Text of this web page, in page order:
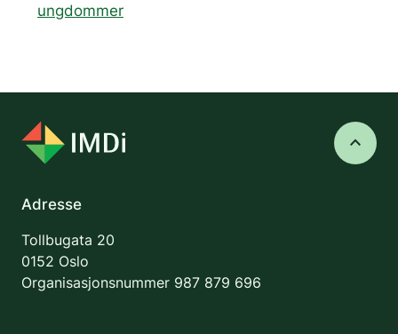
ungdommer
keyboard_arrow_up
Adresse
Tollbugata 20
0152 Oslo
Organisasjonsnummer 987 879 696